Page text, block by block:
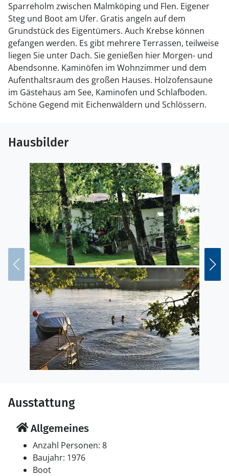
Sparreholm zwischen Malmköping und Flen. Eigener
Steg und Boot am Ufer. Gratis angeln auf dem
Grundstück des Eigentümers. Auch Krebse können
gefangen werden. Es gibt mehrere Terrassen, teilweise
liegen Sie unter Dach. Sie genießen hier Morgen- und
Abendsonne. Kaminöfen im Wohnzimmer und dem
Aufenthaltsraum des großen Hauses. Holzofensaune
im Gästehaus am See, Kaminofen und Schlafboden.
Schöne Gegend mit Eichenwäldern und Schlössern.
Hausbilder
Ausstattung
Allgemeines
Anzahl Personen: 8
Baujahr: 1976
Boot